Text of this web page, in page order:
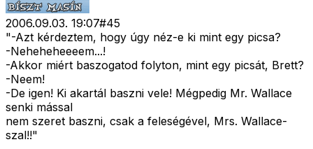
2006.09.03. 19:07#45
"-Azt kérdeztem, hogy úgy néz-e ki mint egy picsa?
-Neheheheeeem...!
-Akkor miért baszogatod folyton, mint egy picsát, Brett?
-Neem!
-De igen! Ki akartál baszni vele! Mégpedig Mr. Wallace
senki mással
nem szeret baszni, csak a feleségével, Mrs. Wallace-
szal!!"